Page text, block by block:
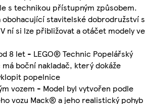
s technikou přístupným způsobem.
stavitelské dobrodružství s
ní si lze přibližovat a otáčet modely ve
8 let - LEGO® Technic Popelářský
boční nakladač, který dokáže
popelnice
vozem - Model byl vytvořen podle
vozu Mack® a jeho realistický pohyb